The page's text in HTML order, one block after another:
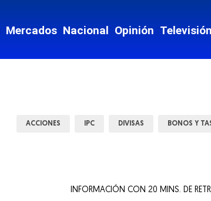
Mercados Nacional Opinión Televisión
Mostrar Estados
ACCIONES IPC DIVISAS BONOS Y
INFORMACIÓN CON 20 MINS. DE